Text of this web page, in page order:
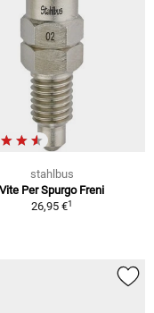
stahlbus
Vite Per Spurgo Freni
26,95 €1